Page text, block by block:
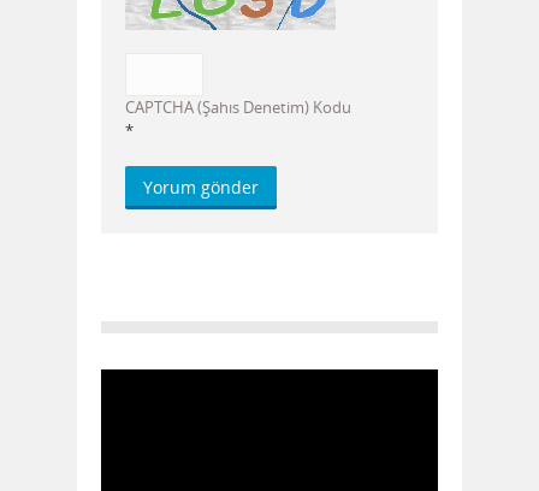
CAPTCHA (Şahıs Denetim) Kodu
*